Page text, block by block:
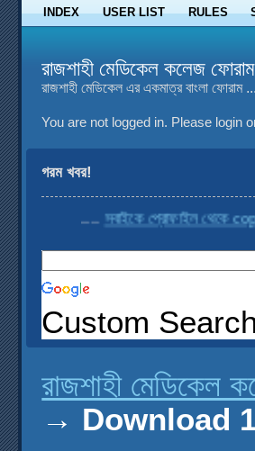
INDEX USER LIST RULES
রাজশাহী মেডিকেল কলেজ ফোরাম
রাজশাহী মেডিকেল এর একমাত্র বাংলা ফোরাম
You are not logged in. Please login
গরম খবর!
....সবাইকে প্রোফাইল থেকে
Custom
রাজশাহী মেডিকেল
→ Download